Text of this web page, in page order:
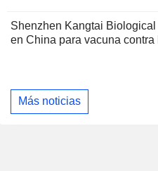
Shenzhen Kangtai
en China para vacuna contra
Más noticias